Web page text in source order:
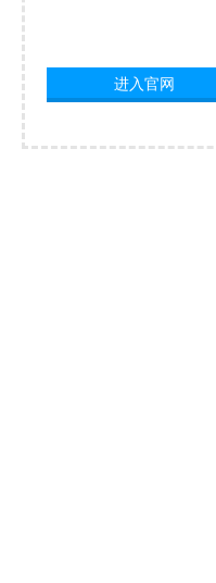
进入官网